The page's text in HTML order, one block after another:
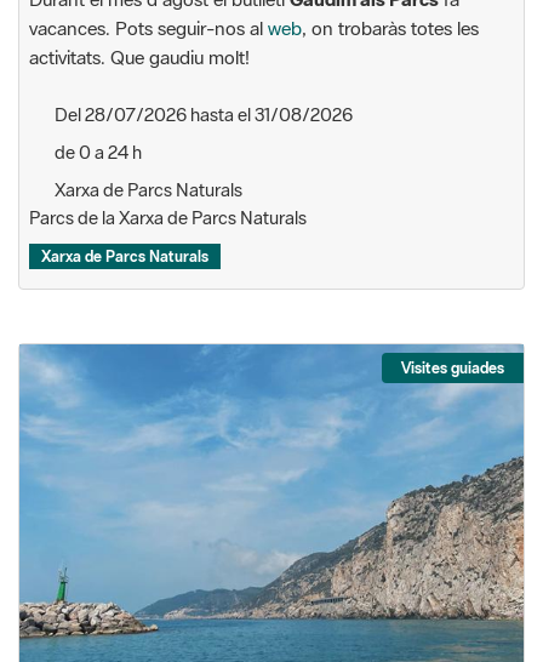
vacances. Pots seguir-nos al web, on trobaràs totes les
activitats. Que gaudiu molt!
Del 28/07/2026 hasta el 31/08/2026
de 0 a 24 h
Xarxa de Parcs Naturals
Parcs de la Xarxa de Parcs Naturals
Xarxa de Parcs Naturals
Visites guiades